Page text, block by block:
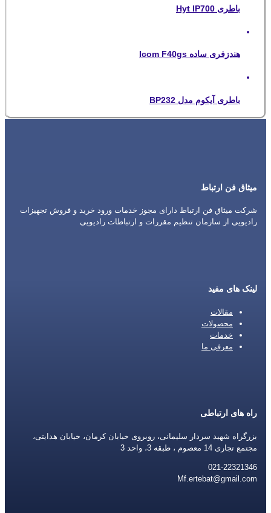
باطری Hyt IP700
هندزفری ساده Icom F40gs
باطری آیکوم مدل BP232
میثاق فن ارتباط
شرکت میثاق فن ارتباط دارای مجوز خدمات ورود خرید و فروش تجهیزات
رادیویی از سازمان تنظیم مقررات و ارتباطات رادیویی
لینک های مفید
مقالات
محصولات
خدمات
معرفی ما
راه های ارتباطی
بزرگراه شهید سردار سلیمانی، روبروی خیابان کرمان، خیابان هدایتی،
مجتمع تجاری 14 معصوم ، طبقه 3، واحد 3
021-22321346
Mf.ertebat@gmail.com